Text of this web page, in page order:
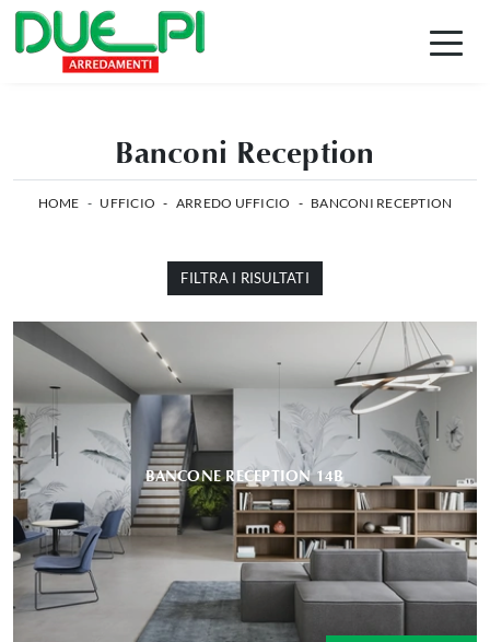
Banconi Reception
HOME - UFFICIO - ARREDO UFFICIO - BANCONI RECEPTION
FILTRA I RISULTATI
BANCONE RECEPTION 14B